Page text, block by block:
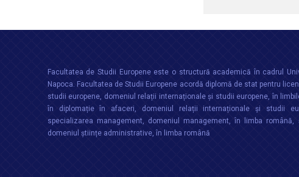
Facultatea de Studii Europene este o structură academică în cadrul
Napoca. Facultatea de Studii Europene acordă diplomă de stat pentru
studii europene, domeniul relații internaționale şi studii europene, în
în diplomație în afaceri, domeniul relații internaționale și studii
specializarea management, domeniul management, în limba
domeniul științe administrative, în limba română